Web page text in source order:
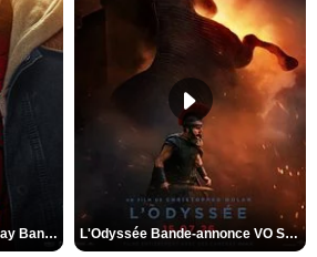
Spider-Man: Brand New Day Bande-annonce VO STFR L'Odyssée Bande-annonce VO STFR